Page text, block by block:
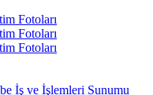
Fotoları
Fotoları
Fotoları
İş ve İşlemleri Sunumu